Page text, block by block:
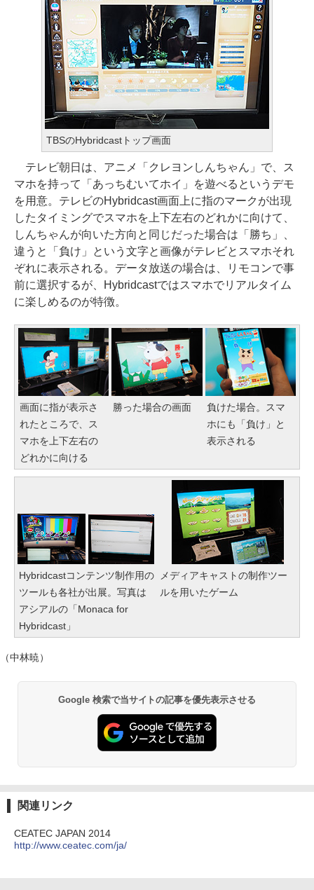
TBSのHybridcastトップ画面
テレビ朝日は、アニメ「クレヨンしんちゃん」で、ス
マホを持って「あっちむいてホイ」を遊べるというデモ
を用意。テレビのHybridcast画面上に指のマークが出現
したタイミングでスマホを上下左右のどれかに向けて、
しんちゃんが向いた方向と同じだった場合は「勝ち」、
違うと「負け」という文字と画像がテレビとスマホそれ
ぞれに表示される。データ放送の場合は、リモコンで事
前に選択するが、Hybridcastではスマホでリアルタイム
に楽しめるのが特徴。
画面に指が表示さ
れたところで、ス
マホを上下左右の
どれかに向ける
勝った場合の画面
負けた場合。スマ
ホにも「負け」と
表示される
Hybridcastコンテンツ制作用の
ツールも各社が出展。写真は
アシアルの「Monaca for
Hybridcast」
メディアキャストの制作ツー
ルを用いたゲーム
（中林暁）
Google 検索で当サイトの記事を優先表示させる
関連リンク
CEATEC JAPAN 2014
http://www.ceatec.com/ja/